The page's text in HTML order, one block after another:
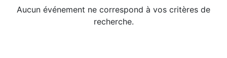
Aucun événement ne correspond à vos critères de
recherche.